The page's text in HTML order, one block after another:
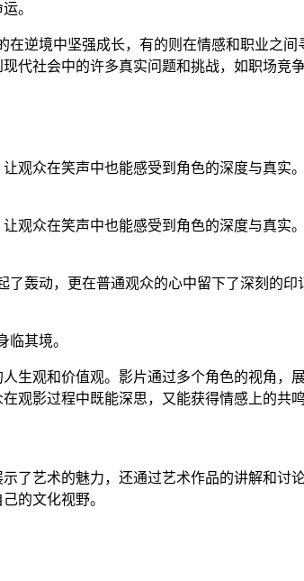
。
逆境中坚强成长，有的则在情感和职业之间
社会中的许多真实问题和挑战，如职场竞
观众在笑声中也能感受到角色的深度与真实
观众在笑声中也能感受到角色的深度与真实
轰动，更在普通观众的心中留下了深刻的印
其境。
生观和价值观。影片通过多个角色的视角，
观影过程中既能深思，又能获得情感上的共鸣
了艺术的魅力，还通过艺术作品的讲解和讨
的文化视野。